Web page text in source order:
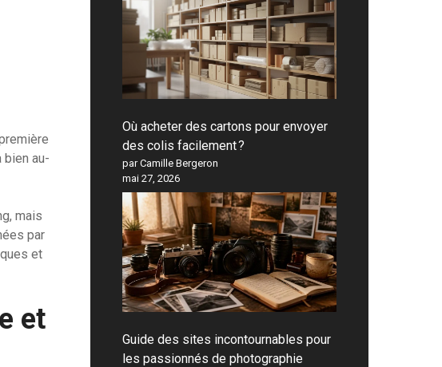
bien au-
mais
par
et
et
Où acheter des cartons pour envoyer
des colis facilement ?
par Camille Bergeron
mai 27, 2026
Guide des sites incontournables pour
les passionnés de photographie